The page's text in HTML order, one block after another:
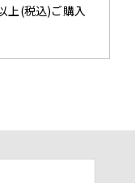
上(税込)ご購入